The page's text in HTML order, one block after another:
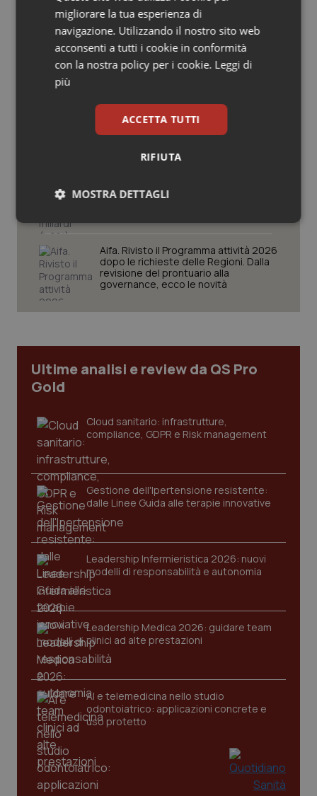
Salute orale & impianti
Sangue & coagulazione
Tiroide
Tumore al seno
Tumori del Polmone & Testa Collo
Tumori gastrointestinali
Ulcera & Reflusso
Vaccini
Ebola in Congo. Oms e Africa Cdc:
“Epidemia più veloce della risposta”.
Quasi 4mila casi e 1.801 morti
West Nile. D’Alterio (Rete IZS):
“Sorveglianza e dati scientifici, senza
allarmismi. Sistema italiano
preparato”
farmaci per diabete e obesità e cala
Aifa. Rivisto il Programma attività 2026
dopo le richieste delle Regioni. Dalla
revisione del prontuario alla
governance, ecco le novità
Ultime analisi e review da QS Pro
Gold
Cloud sanitario: infrastrutture,
compliance, GDPR e Risk management
Gestione dell'Ipertensione resistente:
dalle Linee Guida alle terapie innovative
Leadership Infermieristica 2026: nuovi
modelli di responsabilità e autonomia
Leadership Medica 2026: guidare team
clinici ad alte prestazioni
AI e telemedicina nello studio
odontoiatrico: applicazioni concrete e
uso protetto
migliorare la tua esperienza di
navigazione. Utilizzando il nostro sito web
acconsenti a tutti i cookie in conformità
con la nostra policy per i cookie. Leggi di
più
ACCETTA TUTTI
RIFIUTA
MOSTRA DETTAGLI
Necessari Statistici Marketing
navigazione sulle pagine e l'accesso alle aree
protette del sito. Il sito web non è in grado di
funzionare correttamente senza questi cookie.
Nome
Fornitore
VISITOR_PRIVACY_METADATA
YouTube
CookieScriptConsent